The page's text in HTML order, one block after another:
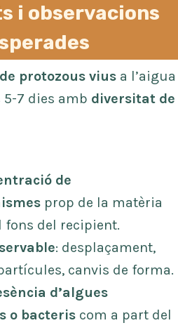
i observacions
protozous vius a l’aigua
5-7 dies amb diversitat de
de
prop de la matèria
fons del recipient.
: desplaçament,
canvis de forma.
d’algues
o bacteris com a part del